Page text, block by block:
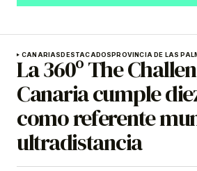
CANARIASDESTACADOSPROVINCIA DE LAS
La 360º The
Canaria cumple
como referente
ultradistancia